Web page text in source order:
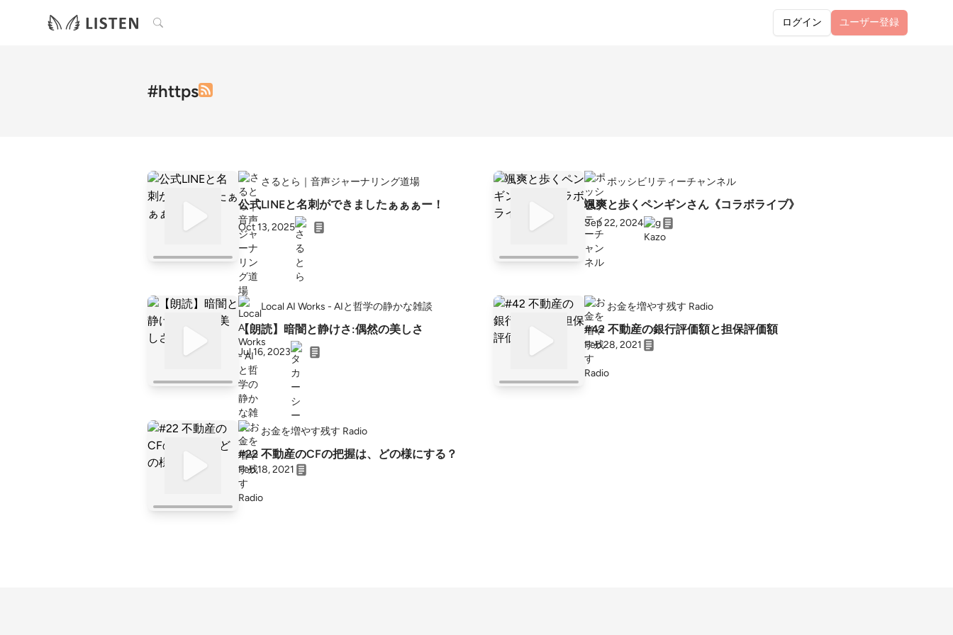
検索 ログイン ユーザー登録
#https
さるとら｜音声ジャーナリング道場
公式LINEと名刺ができましたぁぁぁー！
Oct 13, 2025
ポッシビリティーチャンネル
颯爽と歩くペンギンさん《コラボライブ》
Sep 22, 2024
Local AI Works - AIと哲学の静かな雑談
【朗読】暗闇と静けさ:偶然の美しさ
Jul 16, 2023
お金を増やす残す Radio
#42 不動産の銀行評価額と担保評価額
Feb 28, 2021
お金を増やす残す Radio
#22 不動産のCFの把握は、どの様にする？
Feb 18, 2021